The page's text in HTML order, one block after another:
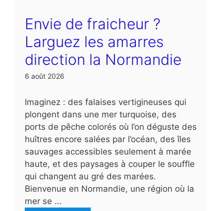
Envie de fraicheur ?
Larguez les amarres
direction la Normandie
6 août 2026
Imaginez : des falaises vertigineuses qui
plongent dans une mer turquoise, des
ports de pêche colorés où l’on déguste des
huîtres encore salées par l’océan, des îles
sauvages accessibles seulement à marée
haute, et des paysages à couper le souffle
qui changent au gré des marées.
Bienvenue en Normandie, une région où la
mer se …